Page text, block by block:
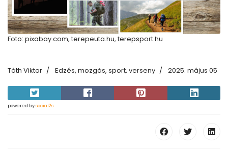
Foto: pixabay.com, terepeuta.hu, terepsport.hu
Tóth Viktor Edzés, mozgás, sport, verseny 2025. május 05
powered bysocial2s